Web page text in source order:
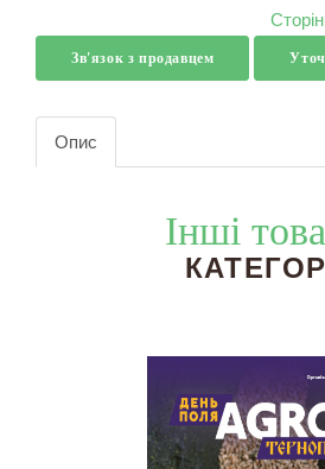
Зв'язок з продавцем
Опис
Інші